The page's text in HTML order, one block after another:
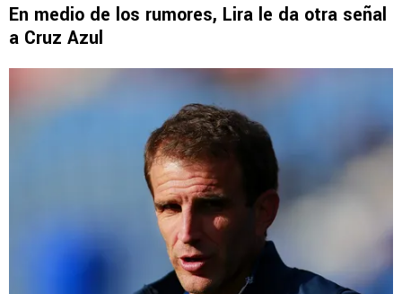
En medio de los rumores, Lira le da otra señal
a Cruz Azul